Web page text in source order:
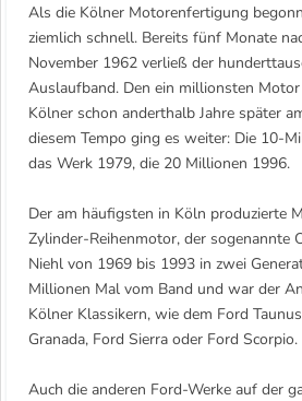
Als die Kölner Motorenfertigung
ziemlich schnell. Bereits fünf Monate
November 1962 verließ der
Auslaufband. Den ein millionsten
Kölner schon anderthalb Jahre später
diesem Tempo ging es weiter: Die 10-
das Werk 1979, die 20 Millionen 1996.
Der am häufigsten in Köln produzierte
Zylinder-Reihenmotor, der sogenannte
Niehl von 1969 bis 1993 in zwei
Millionen Mal vom Band und war der
Kölner Klassikern, wie dem Ford
Granada, Ford Sierra oder Ford Scorpio.
Auch die anderen Ford-Werke auf der